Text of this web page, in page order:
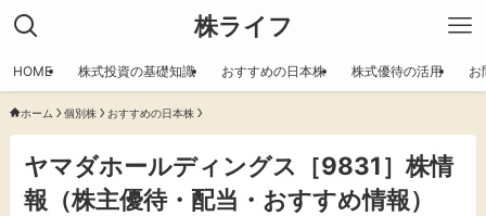
株ライフ
HOME 株式投資の基礎知識 おすすめの日本株 株式優待の活用 お
ホーム 個別株 おすすめの日本株
ヤマダホールディングス［9831］株情
報（株主優待・配当・おすすめ情報）